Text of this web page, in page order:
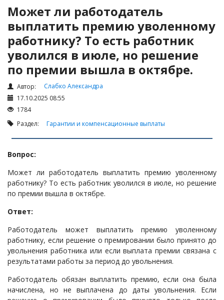
Пожарная безопасность
Техника безопасности и охрана труда
Антикризис: трудовые отношения
Антикризис: долги и обязательства
Налоги и Налогообложение
Трудовые отношения
Корпоративные отношения
Проверка государственных органов
Взыскание долга
Государственные закупки
Предварительный квалификационный отбор «Самрук-
Қазына» (ПКО)
Некоммерческие организации
Исполнительное производство
Может ли работодатель
выплатить премию уволенному
работнику? То есть работник
уволился в июле, но решение
по премии вышла в октябре.
Автор:
Слабко Александра
17.10.2025 08:55
1784
Раздел: Гарантии и компенсационные выплаты
Вопрос:
Может ли работодатель выплатить премию уволенному
работнику? То есть работник уволился в июле, но решение
по премии вышла в октябре.
Ответ:
Работодатель может выплатить премию уволенному
работнику, если решение о премировании было принято до
увольнения работника или если выплата премии связана с
результатами работы за период до увольнения.
Работодатель обязан выплатить премию, если она была
начислена, но не выплачена до даты увольнения. Если